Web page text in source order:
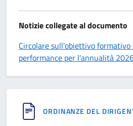
Notizie collegate al documento
Circolare sull'obiettivo
performance per l'annualità
ORDINANZE DEL